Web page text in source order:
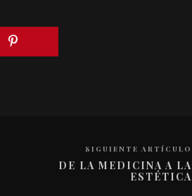
SIGUIENTE ARTÍCULO
DE LA MEDICINA A LA
ESTÉTICA